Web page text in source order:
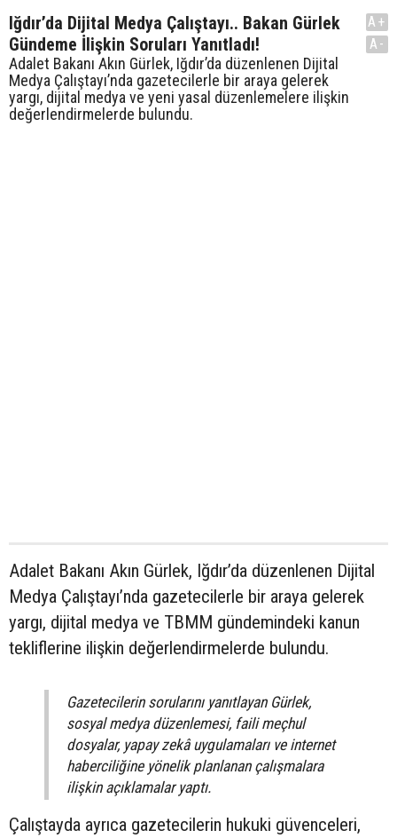
Iğdır’da Dijital Medya Çalıştayı.. Bakan Gürlek
Gündeme İlişkin Soruları Yanıtladı!
Adalet Bakanı Akın Gürlek, Iğdır’da düzenlenen Dijital
Medya Çalıştayı’nda gazetecilerle bir araya gelerek
yargı, dijital medya ve yeni yasal düzenlemelere ilişkin
değerlendirmelerde bulundu.
A+
A-
Adalet Bakanı Akın Gürlek, Iğdır’da düzenlenen Dijital
Medya Çalıştayı’nda gazetecilerle bir araya gelerek
yargı, dijital medya ve TBMM gündemindeki kanun
tekliflerine ilişkin değerlendirmelerde bulundu.
Gazetecilerin sorularını yanıtlayan Gürlek,
sosyal medya düzenlemesi, faili meçhul
dosyalar, yapay zekâ uygulamaları ve internet
haberciliğine yönelik planlanan çalışmalara
ilişkin açıklamalar yaptı.
Çalıştayda ayrıca gazetecilerin hukuki güvenceleri,